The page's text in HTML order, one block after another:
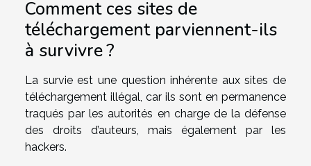
Comment ces sites de
téléchargement parviennent-ils
à survivre ?
La survie est une question inhérente aux sites de
téléchargement illégal, car ils sont en permanence
traqués par les autorités en charge de la défense
des droits d’auteurs, mais également par les
hackers.